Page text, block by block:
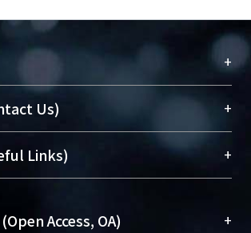
+
尖大學之列，為永久珍藏及向國際
研究成果及學術能量，圖書館整合
）與學術庫（AH）不同功能平
術典藏NTU scholars。期能整合研
Us) +
Library)
館員(Medical Library)
Links) +
Access, OA) +